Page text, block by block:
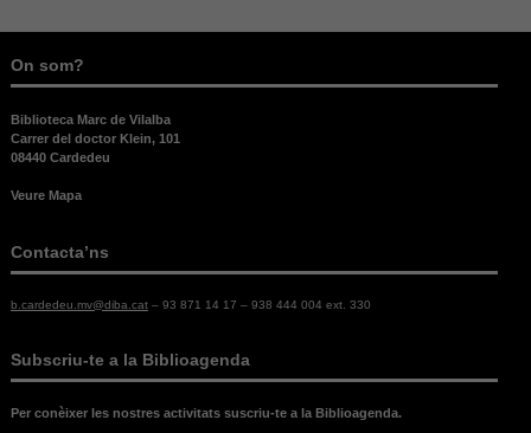
On som?
Biblioteca Marc de Vilalba
Carrer del doctor Klein, 101
08440 Cardedeu
Veure Mapa
Contacta’ns
b.cardedeu.mv@diba.cat– 93 871 14 17 – 938 444 004 ext. 330
Subscriu-te a la Biblioagenda
Per conèixer les nostres activitats suscriu-te a la Biblioagenda.
són